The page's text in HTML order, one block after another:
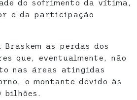
do sofrimento da vítima,
e da participação
Braskem as perdas dos
que, eventualmente, não
nas áreas atingidas
o montante devido às
bilhões.